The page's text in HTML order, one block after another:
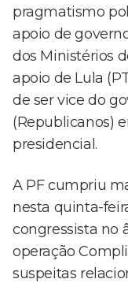
pragmatismo
apoio de
dos Ministérios
apoio de Lula
de ser vice do
(Republicanos)
presidencial.
A PF cumpriu
nesta quinta-
congressista no
operação
suspeitas